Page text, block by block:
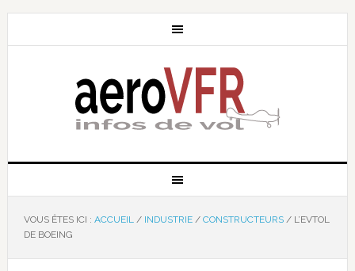
VOUS ÊTES ICI : ACCUEIL / INDUSTRIE / CONSTRUCTEURS /L’EVTOL
DE BOEING